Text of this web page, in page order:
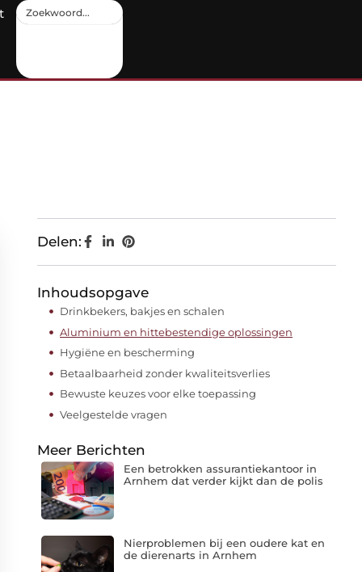
Delen:
Inhoudsopgave
Drinkbekers, bakjes en schalen
Aluminium en hittebestendige oplossingen
Hygiëne en bescherming
Betaalbaarheid zonder kwaliteitsverlies
Bewuste keuzes voor elke toepassing
Veelgestelde vragen
Meer Berichten
Een betrokken assurantiekantoor in
Arnhem dat verder kijkt dan de polis
Nierproblemen bij een oudere kat en
de dierenarts in Arnhem